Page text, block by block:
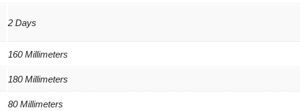
2 Days
160 Millimeters
180 Millimeters
80 Millimeters